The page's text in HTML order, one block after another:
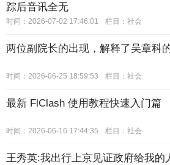
踪后音讯全无
时间：2026-07-02 17:46:01 栏目： 社会
两位副院长的出现，解释了吴章科
时间：2026-06-25 18:59:53 栏目： 社会
最新 FlClash 使用教程快速入门篇
时间：2026-06-16 17:44:35 栏目： 社会
王秀英:我出行上京见证政府给我的